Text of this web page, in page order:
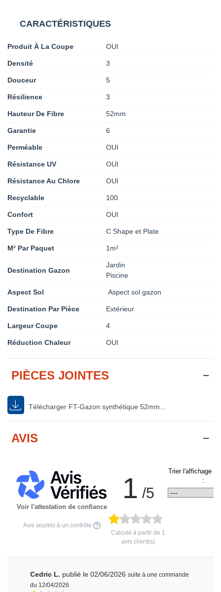
CARACTÉRISTIQUES
Produit À La Coupe OUI
Densité 3
Douceur 5
Résilience 3
Hauteur De Fibre 52mm
Garantie 6
Perméable OUI
Résistance UV OUI
Résistance Au Chlore OUI
Recyclable 100
Confort OUI
Type De Fibre C Shape et Plate
M² Par Paquet 1m²
Destination Gazon
Jardin
Piscine
Aspect Sol Aspect sol gazon
Destination Par Pièce Extérieur
Largeur Coupe 4
Réduction Chaleur OUI
PIÈCES JOINTES
Télécharger FT-Gazon synthétique 52mm...
AVIS
Voir l'attestation de confiance
Avis soumis à un contrôle
1 /5
Calculé à partir de 1
avis client(s)
Trier l'affichage
:
Cedric L. publié le 02/06/2026 suite à une commande
du 12/04/2026